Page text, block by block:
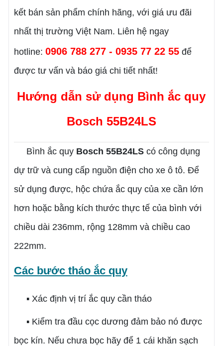
kết bán sản phẩm chính hãng, với giá ưu đãi
nhất thị trường Việt Nam. Liên hệ ngay
hotline: 0906 788 277 - 0935 77 22 55 để
được tư vấn và báo giá chi tiết nhất!
Hướng dẫn sử dụng Bình ắc quy
Bosch 55B24LS
Bình ắc quy Bosch 55B24LScó công dụng
dự trữ và cung cấp nguồn điện cho xe ô tô. Để
sử dụng được, hộc chứa ắc quy của xe cần lớn
hơn hoặc bằng kích thước thực tế của bình với
chiều dài 236mm, rộng 128mm và chiều cao
222mm.
Các bước tháo ắc quy
▪ Xác định vị trí ắc quy cần tháo
▪ Kiểm tra đầu cọc dương đảm bảo nó được
bọc kín. Nếu chưa bọc hãy để 1 cái khăn sạch